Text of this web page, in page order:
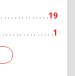
19
1
Подробнее